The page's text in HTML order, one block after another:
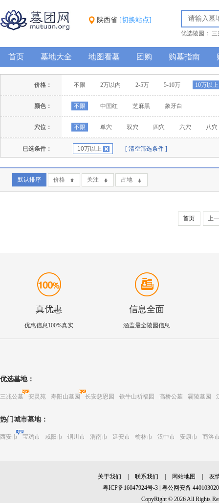
陕西省 [切换站点]
优选陵园： 三
首页 墓地大全 地图看墓 团购 购墓指南
价格： 不限 2万以内 2-5万 5-10万 10万以上
颜色： 不限 中国红 芝麻黑 象牙白
穴位： 不限 单穴 双穴 四穴 六穴 八穴
已选条件： 10万以上 [ 清空筛选条件 ]
默认排序 价格 关注 占地
首页 上
真优惠
优惠信息100%真实
信息全面
涵盖最全陵园信息
优选墓地：
三兆公墓 安灵苑 寿阳山墓园 长安慈恩园 铁牛山祈福园 高桥公墓 霸陵墓园
热门城市墓地：
西安市 宝鸡市 咸阳市 铜川市 渭南市 延安市 榆林市 汉中市 安康市 商洛
关于我们 联系我们 网站地图
友
粤ICP备16047924号-3 粤公网安备
CopyRight © 2026 All Rights